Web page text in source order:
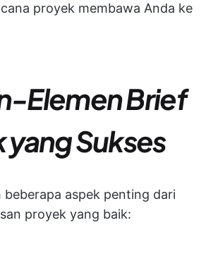
proyek membawa Anda ke
Elemen Brief
yang Sukses
beberapa aspek penting dari
proyek yang baik: